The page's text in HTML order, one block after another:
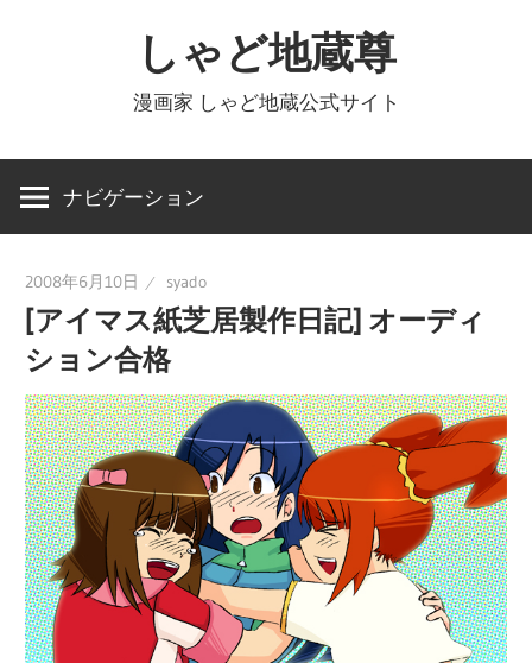
ツ
しゃど地蔵尊
漫画家 しゃど地蔵公式サイト
ナビゲーション
2008年6月10日 syado
[アイマス紙芝居製作日記] オーディ
ション合格